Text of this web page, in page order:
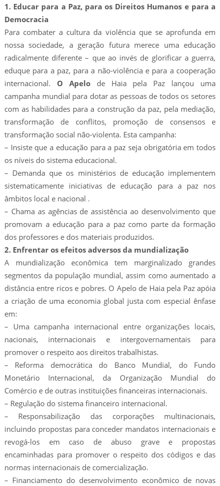
1. Educar para a Paz, para os Direitos Humanos e para a
Democracia
Para combater a cultura da violência que se aprofunda em
nossa sociedade, a geração futura merece uma educação
radicalmente diferente – que ao invés de glorificar a guerra,
eduque para a paz, para a não-violência e para a cooperação
internacional. O Apelo de Haia pela Paz lançou uma
campanha mundial para dotar as pessoas de todos os setores
com as habilidades para a construção da paz, pela mediação,
transformação de conflitos, promoção de consensos e
transformação social não-violenta. Esta campanha:
– Insiste que a educação para a paz seja obrigatória em todos
os níveis do sistema educacional.
– Demanda que os ministérios de educação implementem
sistematicamente iniciativas de educação para a paz nos
âmbitos local e nacional .
– Chama as agências de assistência ao desenvolvimento que
promovam a educação para a paz como parte da formação
dos professores e dos materiais produzidos.
2. Enfrentar os efeitos adversos da mundialização
A mundialização econômica tem marginalizado grandes
segmentos da população mundial, assim como aumentado a
distância entre ricos e pobres. O Apelo de Haia pela Paz apóia
a criação de uma economia global justa com especial ênfase
em:
– Uma campanha internacional entre organizações locais,
nacionais, internacionais e intergovernamentais para
promover o respeito aos direitos trabalhistas.
– Reforma democrática do Banco Mundial, do Fundo
Monetário Internacional, da Organização Mundial do
Comércio e de outras instituições financeiras internacionais.
– Regulação do sistema financeiro internacional.
– Responsabilização das corporações multinacionais,
incluindo propostas para conceder mandatos internacionais e
revogá-los em caso de abuso grave e propostas
encaminhadas para promover o respeito dos códigos e das
normas internacionais de comercialização.
– Financiamento do desenvolvimento econômico de novas